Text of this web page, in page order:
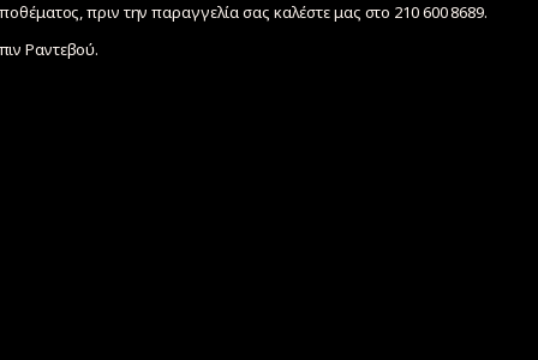
πριν την παραγγελία σας καλέστε μας στο 210 600 8689.
Ραντεβού.